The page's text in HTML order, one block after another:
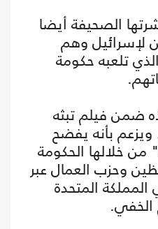
الصحيفة أيضا
لإسرائيل وهم
تلعبه حكومة
ضمن فيلم تبثه
ويزعم بأنه يفضح
من خلالها الحكومة
وحزب العمال عبر
المملكة المتحدة
الخفي.